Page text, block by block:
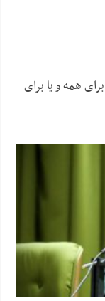
همه و یا برای